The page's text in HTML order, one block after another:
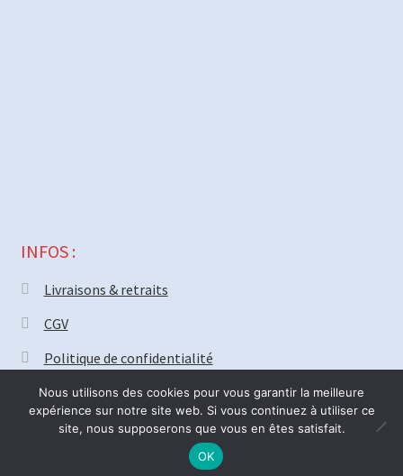
Nous serons fermé vendredi 31 Juillet pour deux semaines. Bonnes
vacances ! ré-ouverture Lundi 17 Août.
INFOS :
Livraisons & retraits
CGV
Politique de confidentialité
© MECAPARTS 2021 ~ création siteWeb18.net
Nous utilisons des cookies pour vous garantir la meilleure
expérience sur notre site web. Si vous continuez à utiliser ce
site, nous supposerons que vous en êtes satisfait.
OK